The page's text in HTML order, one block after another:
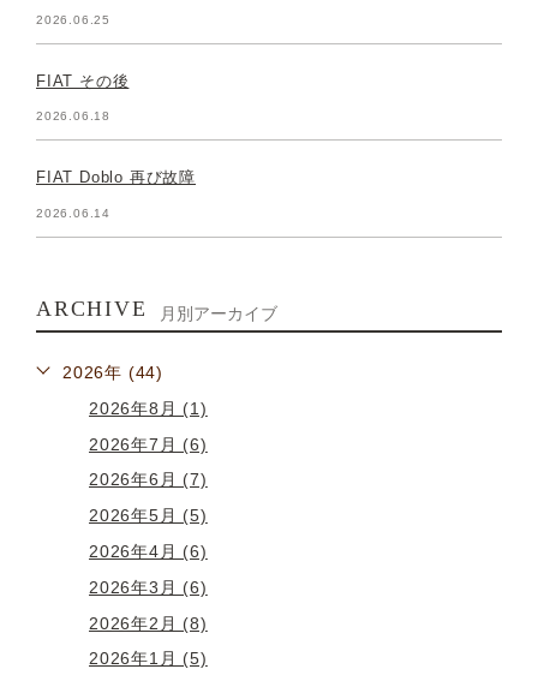
2026.06.25
FIAT その後
2026.06.18
FIAT Doblo 再び故障
2026.06.14
ARCHIVE 月別アーカイブ
2026年 (44)
2026年8月 (1)
2026年7月 (6)
2026年6月 (7)
2026年5月 (5)
2026年4月 (6)
2026年3月 (6)
2026年2月 (8)
2026年1月 (5)